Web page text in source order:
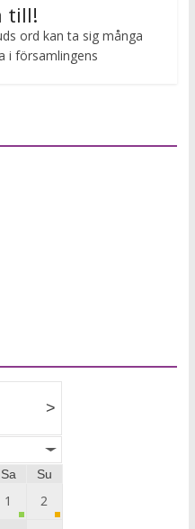
till!
ord kan ta sig många
i församlingens
>
Sa Su
1 2